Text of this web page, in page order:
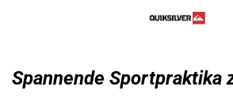
Spannende Sportpraktika